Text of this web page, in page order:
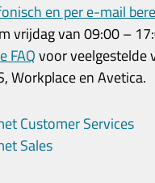
en per e-mail
vrijdag van 09:00 –
FAQvoor veelgestelde
Workplace en Avetica.
Customer Services
Sales